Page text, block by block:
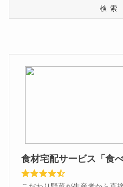
検索
食材宅配サービス「食べ